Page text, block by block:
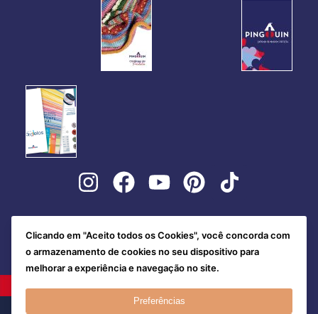
Clicando em "Aceito todos os Cookies", você concorda com
o armazenamento de cookies no seu dispositivo para
melhorar a experiência e navegação no site.
Preferências